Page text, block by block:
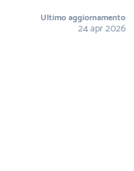
Ultimo aggiornamento
24 apr 2026